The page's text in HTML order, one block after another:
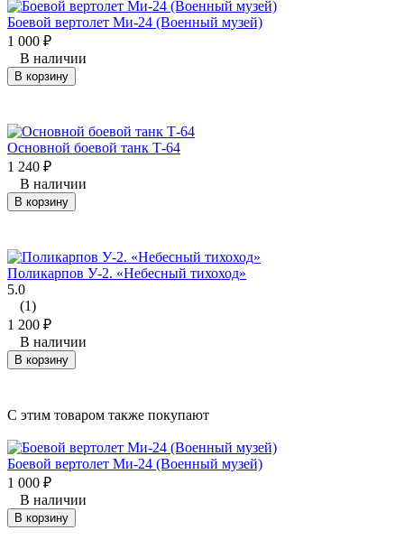
Боевой вертолет Ми-24 (Военный музей)
1 000 ₽
В наличии
В корзину
Основной боевой танк Т-64
1 240 ₽
В наличии
В корзину
Поликарпов У-2. «Небесный тихоход»
5.0
(1)
1 200 ₽
В наличии
В корзину
C этим товаром также покупают
Боевой вертолет Ми-24 (Военный музей)
1 000 ₽
В наличии
В корзину